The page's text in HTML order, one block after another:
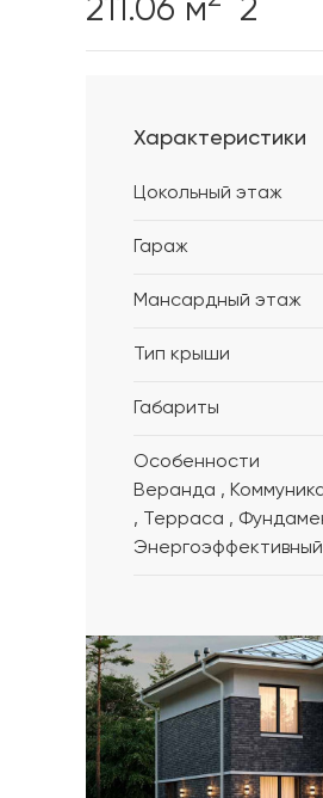
211.06 м 2
Характеристики
Цокольный этаж
Гараж
Мансардный этаж
Тип крыши
Габариты
Особенности
Веранда , Коммуникациями и отделка , Котельная
, Терраса , Фундамент , Монолитный , Теплый ,
Энергоэффективный